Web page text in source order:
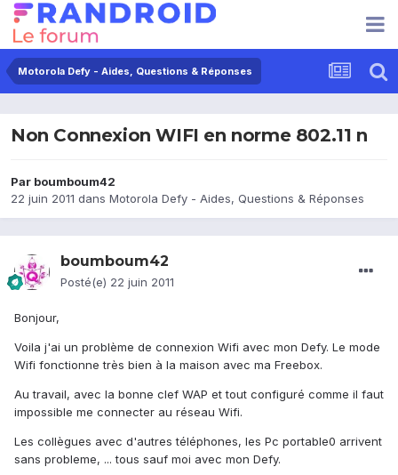
Motorola Defy - Aides, Questions & Réponses
Non Connexion WIFI en norme 802.11 n
Par boumboum42
22 juin 2011 dans Motorola Defy - Aides, Questions & Réponses
boumboum42
Posté(e) 22 juin 2011
Bonjour,
Voila j'ai un problème de connexion Wifi avec mon Defy. Le mode
Wifi fonctionne très bien à la maison avec ma Freebox.
Au travail, avec la bonne clef WAP et tout configuré comme il faut
impossible me connecter au réseau Wifi.
Les collègues avec d'autres téléphones, les Pc portable0 arrivent
sans probleme, ... tous sauf moi avec mon Defy.